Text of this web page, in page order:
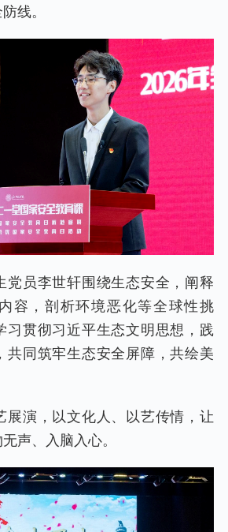
线。
党员李世轩围绕生态安全，阐释
容，剖析环境恶化等全球性挑
习贯彻习近平生态文明思想，践
共同筑牢生态安全屏障，共绘美
展演，以文化人、以艺传情，让
声、入脑入心。